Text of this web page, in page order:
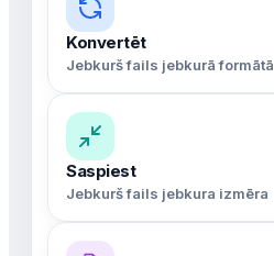
Konvertēt
Jebkurš fails jebkurā formātā
Saspiest
Jebkurš fails jebkura izmēra